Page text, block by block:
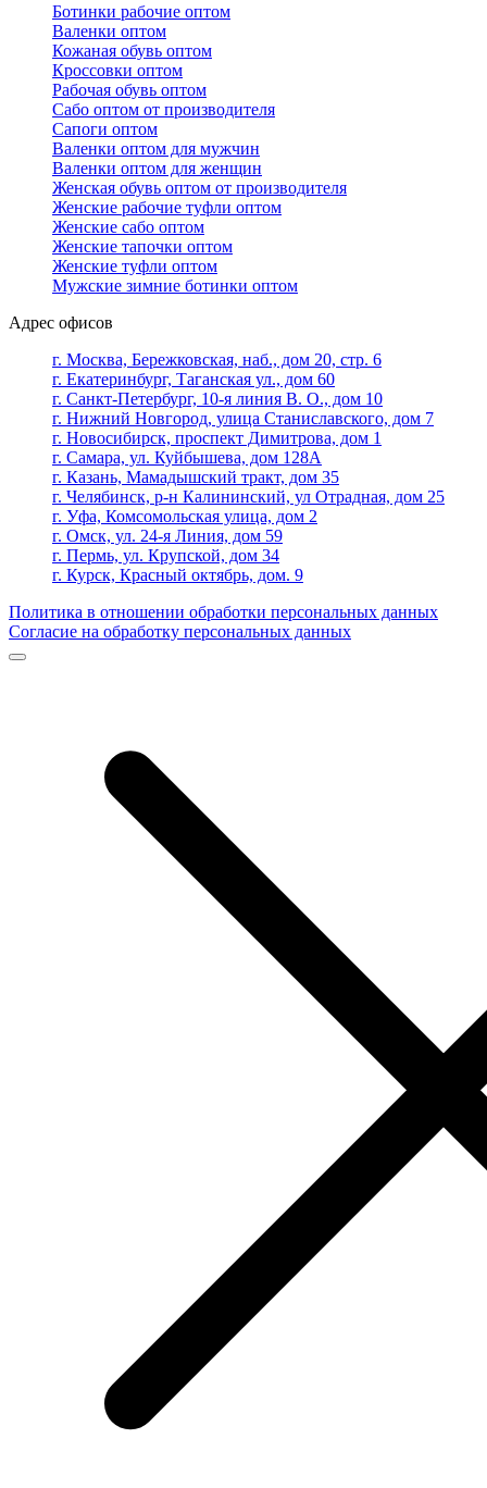
Ботинки рабочие оптом
Валенки оптом
Кожаная обувь оптом
Кроссовки оптом
Рабочая обувь оптом
Сабо оптом от производителя
Сапоги оптом
Валенки оптом для мужчин
Валенки оптом для женщин
Женская обувь оптом от производителя
Женские рабочие туфли оптом
Женские сабо оптом
Женские тапочки оптом
Женские туфли оптом
Мужские зимние ботинки оптом
Адрес офисов
г. Москва, Бережковская, наб., дом 20, стр. 6
г. Екатеринбург, Таганская ул., дом 60
г. Санкт-Петербург, 10-я линия В. О., дом 10
г. Нижний Новгород, улица Станиславского, дом 7
г. Новосибирск, проспект Димитрова, дом 1
г. Самара, ул. Куйбышева, дом 128А
г. Казань, Мамадышский тракт, дом 35
г. Челябинск, р-н Калининский, ул Отрадная, дом 25
г. Уфа, Комсомольская улица, дом 2
г. Омск, ул. 24-я Линия, дом 59
г. Пермь, ул. Крупской, дом 34
г. Курск, Красный октябрь, дом. 9
Политика в отношении обработки персональных данных
Согласие на обработку персональных данных